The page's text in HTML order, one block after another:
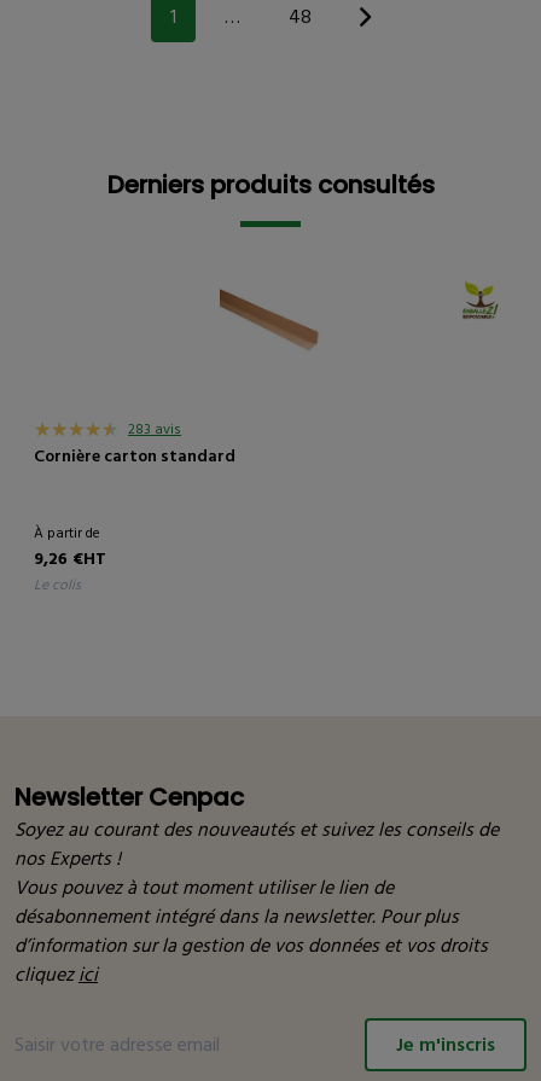
1 … 48
Derniers produits consultés
283 avis
Cornière carton standard
À partir de
9,26 €HT
le colis
Newsletter Cenpac
Soyez au courant des nouveautés et suivez les conseils de
nos Experts !
Vous pouvez à tout moment utiliser le lien de
désabonnement intégré dans la newsletter. Pour plus
d’information sur la gestion de vos données et vos droits
cliquezici
Je m'inscris